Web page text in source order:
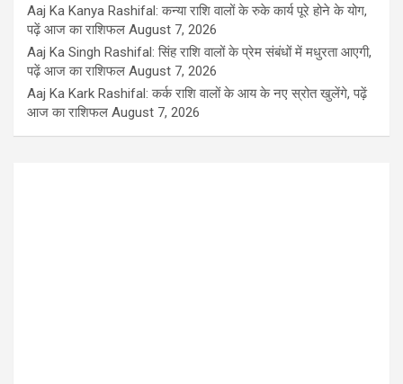
Aaj Ka Kanya Rashifal: कन्या राशि वालों के रुके कार्य पूरे होने के योग,
पढ़ें आज का राशिफल August 7, 2026
Aaj Ka Singh Rashifal: सिंह राशि वालों के प्रेम संबंधों में मधुरता आएगी,
पढ़ें आज का राशिफल August 7, 2026
Aaj Ka Kark Rashifal: कर्क राशि वालों के आय के नए स्रोत खुलेंगे, पढ़ें
आज का राशिफल August 7, 2026